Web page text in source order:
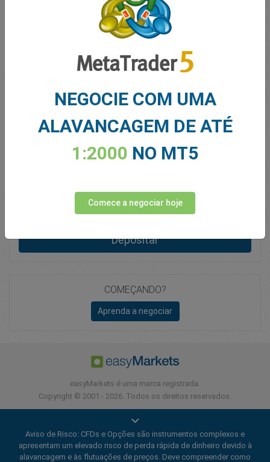
Criar Conta de Trading
Saldo para trading
Lucro/Prejuízo Total em Aberto
Depositar
COMEÇANDO?
Aprenda a negociar
easyMarkets é uma marca registrada.
Copyright © 2001 - 2026. Todos os direitos reservados.
NEGOCIE COM UMA
ALAVANCAGEM DE ATÉ
1:2000 NO MT5
Comece a negociar hoje
Aviso de Risco: CFDs e Opções são instrumentos complexos e
apresentam um elevado risco de perda rápida de dinheiro devido à
alavancagem e às flutuações de preços. Deve compreender como